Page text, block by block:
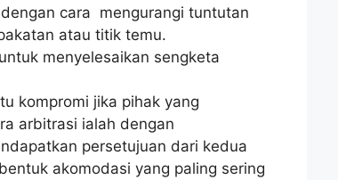
cara mengurangi tuntutan
atau titik temu.
menyelesaikan sengketa
kompromi jika pihak yang
arbitrasi ialah dengan
persetujuan dari kedua
akomodasi yang paling sering